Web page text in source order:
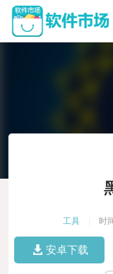
工具 时
安卓下载